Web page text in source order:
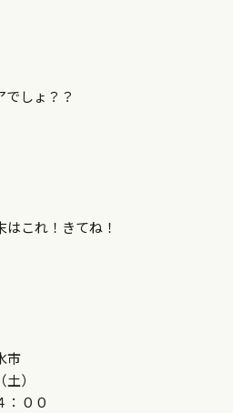
でしょ？？
はこれ！きてね！
市
）
００